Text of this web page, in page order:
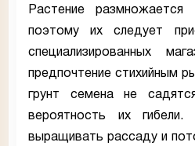
Растение
поэтому их следует
специализированных
предпочтение стихийным
грунт семена не
вероятность их
выращивать рассаду и